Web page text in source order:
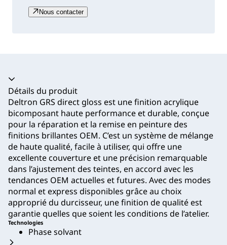
Nous contacter
Accordéon fermé
Détails du produit
Deltron GRS direct gloss est une finition acrylique
bicomposant haute performance et durable, conçue
pour la réparation et la remise en peinture des
finitions brillantes OEM. C’est un système de mélange
de haute qualité, facile à utiliser, qui offre une
excellente couverture et une précision remarquable
dans l’ajustement des teintes, en accord avec les
tendances OEM actuelles et futures. Avec des modes
normal et express disponibles grâce au choix
approprié du durcisseur, une finition de qualité est
garantie quelles que soient les conditions de l’atelier.
Technologies
Phase solvant